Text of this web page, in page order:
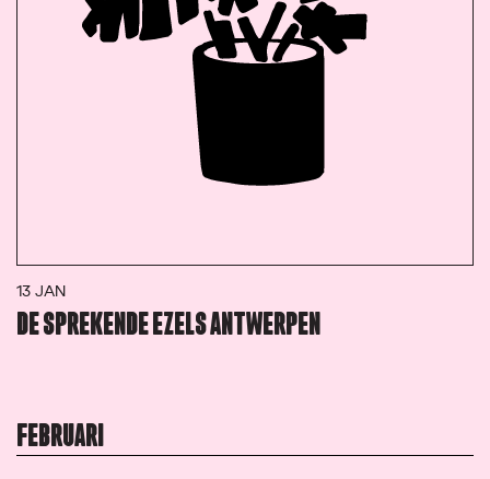
13 JAN
DE SPREKENDE EZELS ANTWERPEN
FEBRUARI